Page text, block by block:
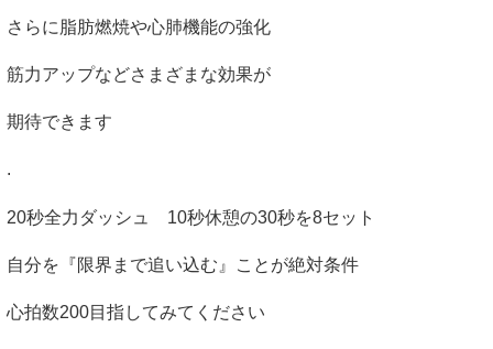
さらに脂肪燃焼や心肺機能の強化
筋力アップなどさまざまな効果が
期待できます
.
20秒全力ダッシュ 10秒休憩の30秒を8セット
自分を『限界まで追い込む』ことが絶対条件
心拍数200目指してみてください